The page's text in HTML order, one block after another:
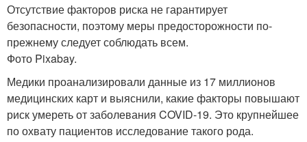
Отсутствие факторов риска не гарантирует
безопасности, поэтому меры предосторожности по-
прежнему следует соблюдать всем.
Фото Pixabay.
Медики проанализировали данные из 17 миллионов
медицинских карт и выяснили, какие факторы повышают
риск умереть от заболевания COVID-19. Это крупнейшее
по охвату пациентов исследование такого рода.